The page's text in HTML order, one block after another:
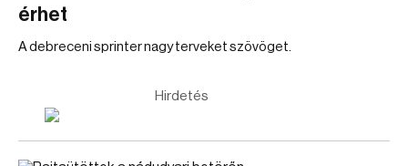
érhet
A debreceni sprinter nagy terveket szövöget.
Hirdetés